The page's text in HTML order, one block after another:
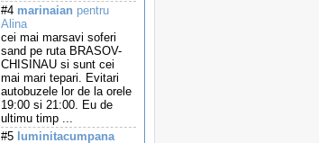
#4 marinaian pentru
Alina
cei mai marsavi soferi
sand pe ruta BRASOV-
CHISINAU si sunt cei
mai mari tepari. Evitari
autobuzele lor de la orele
19:00 si 21:00. Eu de
ultimu timp ...
#5 luminitacumpana